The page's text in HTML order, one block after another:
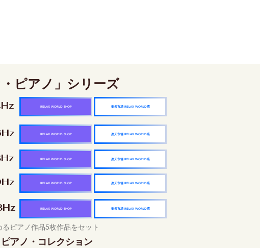
ピアノ」シリーズ
楽天市場 RELAX WORLD店
RELAX WORLD SHOP
楽天市場 RELAX WORLD店
RELAX WORLD SHOP
楽天市場 RELAX WORLD店
RELAX WORLD SHOP
楽天市場 RELAX WORLD店
RELAX WORLD SHOP
楽天市場 RELAX WORLD店
RELAX WORLD SHOP
ピアノ作品5枚作品をセット
アノ・コレクション